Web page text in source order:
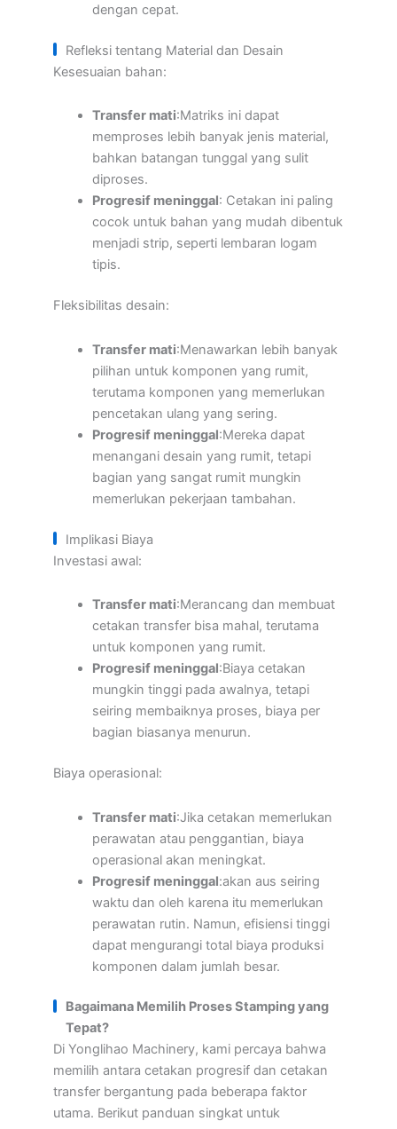
dengan cepat.
Refleksi tentang Material dan Desain
Kesesuaian bahan:
Transfer mati:Matriks ini dapat
memproses lebih banyak jenis material,
bahkan batangan tunggal yang sulit
diproses.
Progresif meninggal: Cetakan ini paling
cocok untuk bahan yang mudah dibentuk
menjadi strip, seperti lembaran logam
tipis.
Fleksibilitas desain:
Transfer mati:Menawarkan lebih banyak
pilihan untuk komponen yang rumit,
terutama komponen yang memerlukan
pencetakan ulang yang sering.
Progresif meninggal:Mereka dapat
menangani desain yang rumit, tetapi
bagian yang sangat rumit mungkin
memerlukan pekerjaan tambahan.
Implikasi Biaya
Investasi awal:
Transfer mati:Merancang dan membuat
cetakan transfer bisa mahal, terutama
untuk komponen yang rumit.
Progresif meninggal:Biaya cetakan
mungkin tinggi pada awalnya, tetapi
seiring membaiknya proses, biaya per
bagian biasanya menurun.
Biaya operasional:
Transfer mati:Jika cetakan memerlukan
perawatan atau penggantian, biaya
operasional akan meningkat.
Progresif meninggal:akan aus seiring
waktu dan oleh karena itu memerlukan
perawatan rutin. Namun, efisiensi tinggi
dapat mengurangi total biaya produksi
komponen dalam jumlah besar.
Bagaimana Memilih Proses Stamping yang
Tepat?
Di Yonglihao Machinery, kami percaya bahwa
memilih antara cetakan progresif dan cetakan
transfer bergantung pada beberapa faktor
utama. Berikut panduan singkat untuk